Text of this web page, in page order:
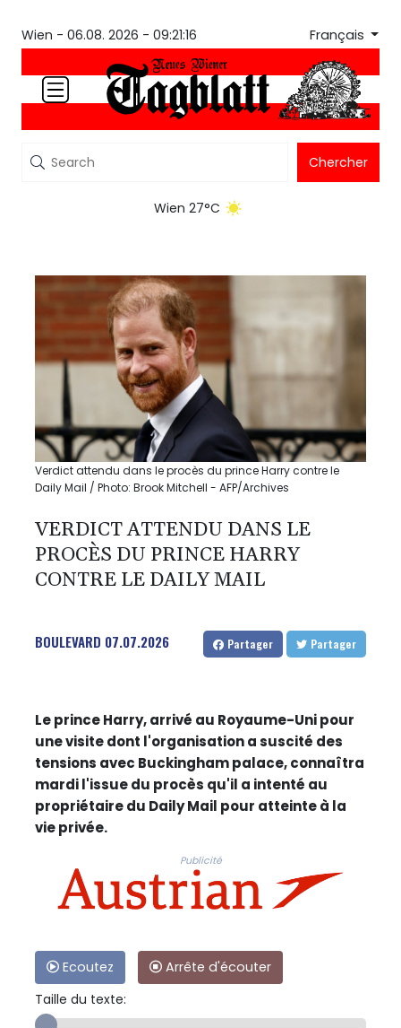
Wien - 06.08. 2026 - 09:21:16 Français
Chercher
Wien 27°C
Verdict attendu dans le procès du prince Harry contre le
Daily Mail / Photo: Brook Mitchell - AFP/Archives
VERDICT ATTENDU DANS LE
PROCÈS DU PRINCE HARRY
CONTRE LE DAILY MAIL
BOULEVARD 07.07.2026 Partager Partager
Le prince Harry, arrivé au Royaume-Uni pour
une visite dont l'organisation a suscité des
tensions avec Buckingham palace, connaîtra
mardi l'issue du procès qu'il a intenté au
propriétaire du Daily Mail pour atteinte à la
vie privée.
Publicité
Ecoutez
Arrête d'écouter
Taille du texte: